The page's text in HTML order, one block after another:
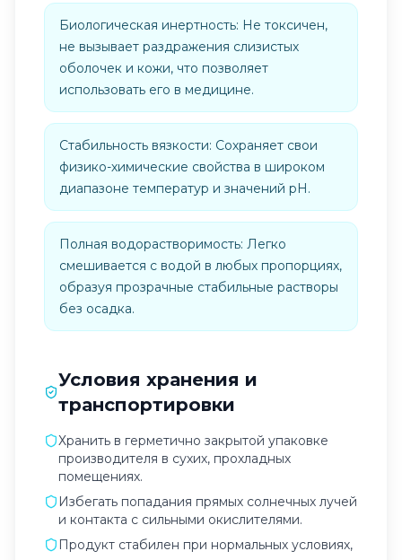
Биологическая инертность: Не токсичен,
не вызывает раздражения слизистых
оболочек и кожи, что позволяет
использовать его в медицине.
Стабильность вязкости: Сохраняет свои
физико-химические свойства в широком
диапазоне температур и значений pH.
Полная водорастворимость: Легко
смешивается с водой в любых пропорциях,
образуя прозрачные стабильные растворы
без осадка.
Условия хранения и
транспортировки
Хранить в герметично закрытой упаковке
производителя в сухих, прохладных
помещениях.
Избегать попадания прямых солнечных лучей
и контакта с сильными окислителями.
Продукт стабилен при нормальных условиях,